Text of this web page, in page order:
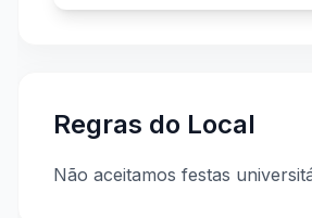
Regras do Local
Não aceitamos festas